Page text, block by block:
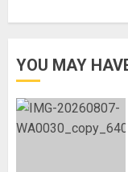
YOU MAY